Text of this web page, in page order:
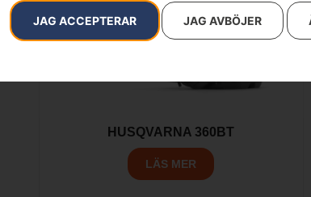
JAG ACCEPTERAR JAG AVBÖJER
HUSQVARNA 360BT
LÄS MER